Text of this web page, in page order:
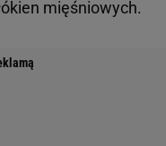
mięśniowych.